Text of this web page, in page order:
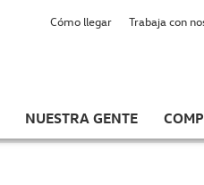
NUESTRA GENTE
Cómo llegar Trabaja con